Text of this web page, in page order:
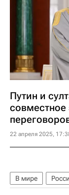
Путин и
совместное
22 апреля 2025,
В мире